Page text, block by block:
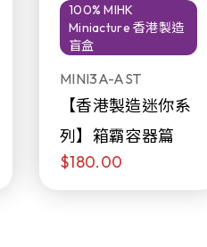
100% MIHK
Miniacture 香港製造
盲盒
MINI3A-AST
【香港製造迷你系
列】箱霸容器篇
$180.00